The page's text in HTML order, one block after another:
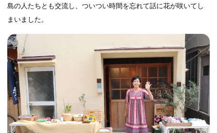
島の人たちとも交流し、ついつい時間を忘れて話に花が咲いてし
まいました。